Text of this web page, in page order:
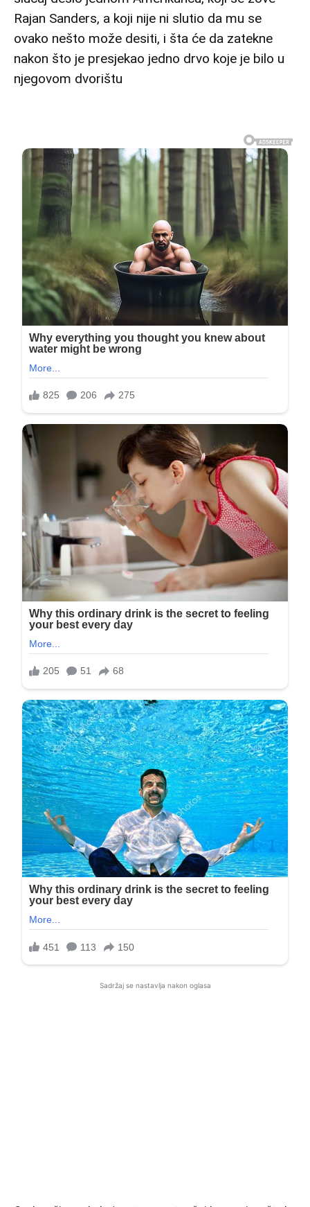
Rajan Sanders, a koji nije ni slutio da mu se
ovako nešto može desiti, i šta će da zatekne
nakon što je presjekao jedno drvo koje je bilo u
njegovom dvorištu
Sadržaj se nastavlja nakon oglasa